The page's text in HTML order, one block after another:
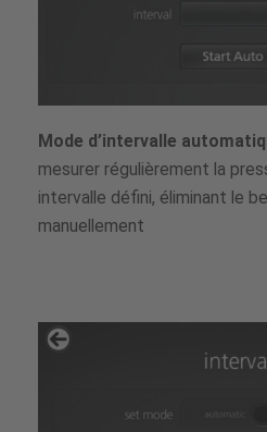
Mode d’intervalle
mesurer régulièrement la
intervalle défini, éliminant le
manuellement